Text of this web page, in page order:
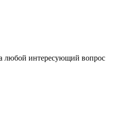
любой интересующий вопрос